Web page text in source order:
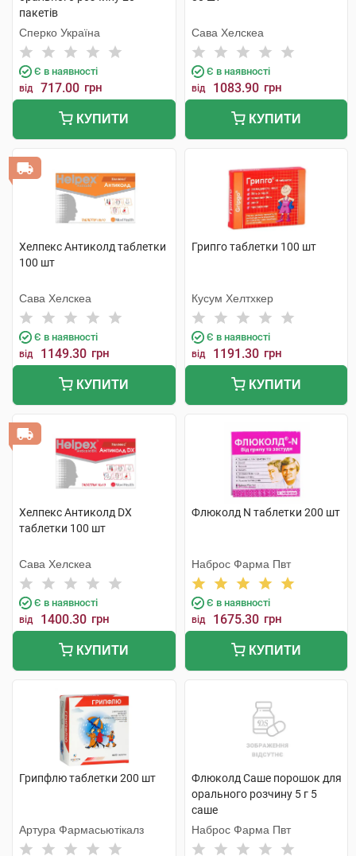
пакетів
Сперко Україна
Є в наявності
від 717.00 грн
КУПИТИ
Сава Хелскеа
Є в наявності
від 1083.90 грн
КУПИТИ
Хелпекс Антиколд таблетки
100 шт
Сава Хелскеа
Є в наявності
від 1149.30 грн
КУПИТИ
Грипго таблетки 100 шт
Кусум Хелтхкер
Є в наявності
від 1191.30 грн
КУПИТИ
Хелпекс Антиколд DX
таблетки 100 шт
Сава Хелскеа
Є в наявності
від 1400.30 грн
КУПИТИ
Флюколд N таблетки 200 шт
Наброс Фарма Пвт
Є в наявності
від 1675.30 грн
КУПИТИ
Грипфлю таблетки 200 шт
Артура Фармасьютікалз
Флюколд Саше порошок для
орального розчину 5 г 5
саше
Наброс Фарма Пвт